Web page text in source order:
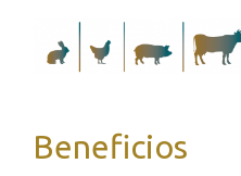
Beneficios